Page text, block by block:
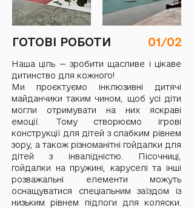
ГОТОВІ РОБОТИ 01/02
Наша ціль — зробити щасливе і цікаве
дитинство для кожного!
Ми проєктуємо інклюзивні дитячі
майданчики таким чином, щоб усі діти
могли отримувати на них яскраві
емоції. Тому створюємо ігрові
конструкції для дітей з слабким рівнем
зору, а також різноманітні гойдалки для
дітей з інвалідністю. Пісочниці,
гойдалки на пружині, каруселі та інші
розважальні елементи можуть
оснащуватися спеціальним заїздом із
низьким рівнем підлоги для коляски.